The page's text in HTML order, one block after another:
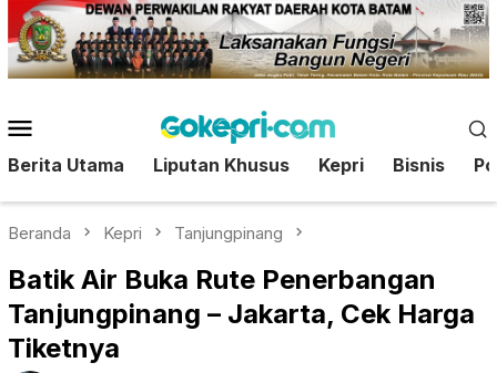
Loncat
ke
konten
Mobile
Berita Utama Liputan Khusus Kepri Bisnis
Beranda Kepri Tanjungpinang
Batik Air Buka Rute Penerbangan
Tanjungpinang – Jakarta, Cek Harga
Tiketnya